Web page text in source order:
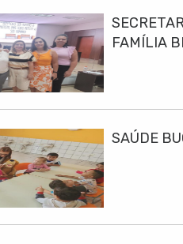
FAMÍLIA
SAÚDE